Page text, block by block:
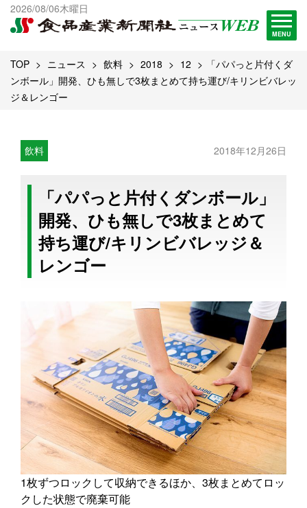
2026/08/06木曜日
MENU
出版物一覧へ
試読・購読申し込み
TOP ニュース 飲料 2018 12
「パパっと片付くダ
ンボール」開発、ひも無しで3枚まとめて持ち運び/キリンビバレッ
ジ＆レンゴー
飲料 2018年12月26日
「パパっと片付くダンボール」
開発、ひも無しで3枚まとめて
持ち運び/キリンビバレッジ＆
レンゴー
1枚ずつロックして収納できるほか、3枚まとめてロッ
クした状態で廃棄可能